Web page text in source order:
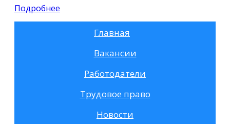
Подробнее
Главная
Вакансии
Работодатели
Трудовое право
Новости